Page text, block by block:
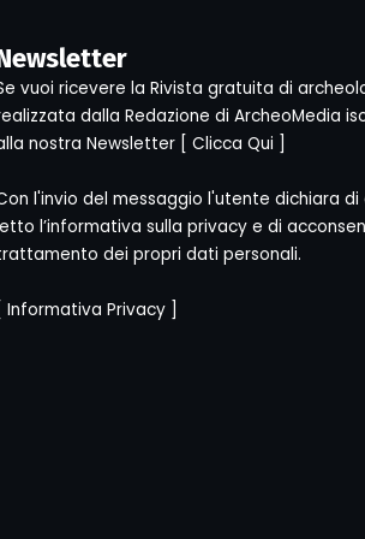
vuoi ricevere la Rivista gratuita di
dalla Redazione di ArcheoMedia
nostra Newsletter [ Clicca Qui ]
l'invio del messaggio l'utente dichiara di
l’informativa sulla privacy e di
dei propri dati personali.
Informativa Privacy]